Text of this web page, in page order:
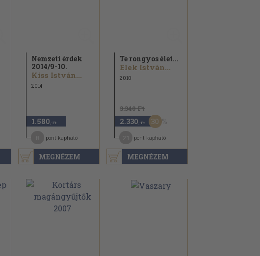
MEGNÉZEM
Nemzeti érdek
2014/9-10.
Kiss István...
2014
1.580 ,-Ft
pont kapható
MEGNÉZEM
Te rongyos élet...
Elek István...
2010
3.340 Ft
2.330 ,-Ft 30
pont kapható